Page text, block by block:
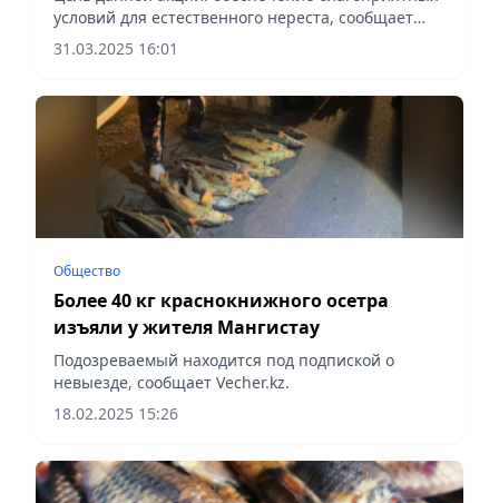
условий для естественного нереста, сообщает
Vecher.kz.
31.03.2025 16:01
Общество
Более 40 кг краснокнижного осетра
изъяли у жителя Мангистау
Подозреваемый находится под подпиской о
невыезде, сообщает Vecher.kz.
18.02.2025 15:26